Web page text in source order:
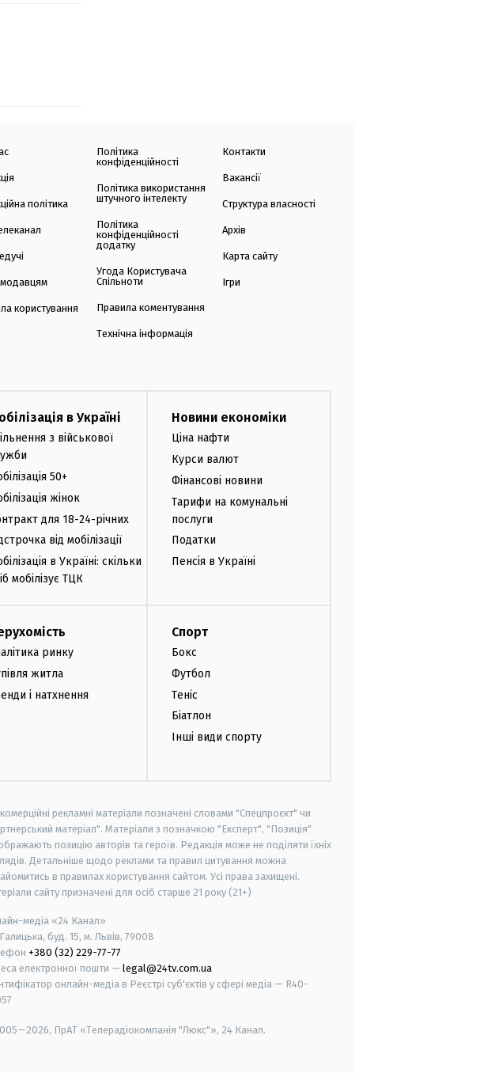
політика
користування
Політика
конфіденційності
Політика використання
штучного інтелекту
Політика
конфіденційності
додатку
Угода Користувача
Спільноти
Правила коментування
Технічна інформація
Контакти
Вакансії
Структура власності
Архів
Карта сайту
Ігри
в Україні
з військової
50+
жінок
для 18-24-річних
від мобілізації
в Україні: скільки
мобілізує ТЦК
Новини економіки
Ціна нафти
Курси валют
Фінансові новини
Тарифи на комунальні
послуги
Податки
Пенсія в Україні
ринку
житла
і натхнення
Спорт
Бокс
Футбол
Теніс
Біатлон
Інші види спорту
комерційні рекламні матеріали позначені словами "Спецпроєкт" чи
матеріал". Матеріали з позначкою "Експерт", "Позиція"
позицію авторів та героїв. Редакція може не поділяти їхніх
Детальніше щодо реклами та правил цитування можна
в правилах користування сайтом. Усі права захищені.
сайту призначені для осіб старше 21 року (21+)
медіа «24 Канал»
буд. 15, м. Львів, 79008
+380 (32) 229-77-77
електронної пошти — legal@24tv.com.ua
онлайн-медіа в Реєстрі суб'єктів у сфері медіа — R40-
ПрАТ «Телерадіокомпанія "Люкс"», 24 Канал.